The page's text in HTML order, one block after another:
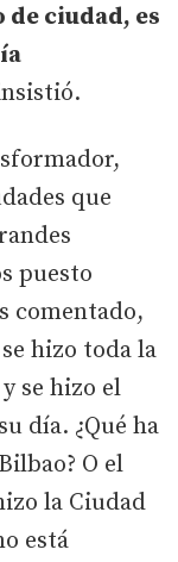
ciudad, es
que
puesto
comentado,
hizo toda la
se hizo el
día. ¿Qué ha
O el
la Ciudad
está